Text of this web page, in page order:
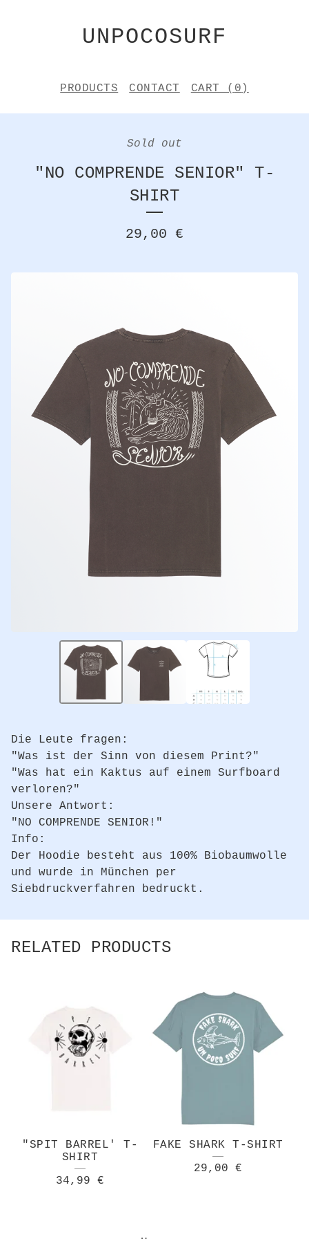
UNPOCOSURF
PRODUCTS CONTACT CART ( 0 )
Sold out
"NO COMPRENDE SENIOR" T-
SHIRT
29,00 €
Die Leute fragen:
"Was ist der Sinn von diesem Print?"
"Was hat ein Kaktus auf einem Surfboard
verloren?"
Unsere Antwort:
"NO COMPRENDE SENIOR!"
Info:
Der Hoodie besteht aus 100% Biobaumwolle
und wurde in München per
Siebdruckverfahren bedruckt.
RELATED PRODUCTS
"SPIT BARREL' T-
SHIRT
34,99 €
FAKE SHARK T-SHIRT
29,00 €